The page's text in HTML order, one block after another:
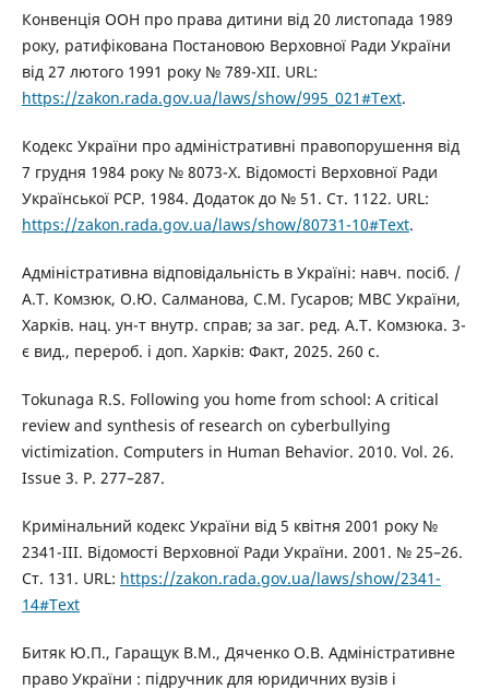
Конвенція ООН про права дитини від 20 листопада 1989
року, ратифікована Постановою Верховної Ради України
від 27 лютого 1991 року № 789-XII. URL:
https://zakon.rada.gov.ua/laws/show/995_021#Text.
Кодекс України про адміністративні правопорушення від
7 грудня 1984 року № 8073-Х. Відомості Верховної Ради
Української РСР. 1984. Додаток до № 51. Ст. 1122. URL:
https://zakon.rada.gov.ua/laws/show/80731-10#Text.
Адміністративна відповідальність в Україні: навч. посіб. /
А.Т. Комзюк, О.Ю. Салманова, С.М. Гусаров; МВС України,
Харків. нац. ун-т внутр. справ; за заг. ред. А.Т. Комзюка. 3-
є вид., перероб. і доп. Харків: Факт, 2025. 260 с.
Tokunaga R.S. Following you home from school: A critical
review and synthesis of research on cyberbullying
victimization. Computers in Human Behavior. 2010. Vol. 26.
Issue 3. P. 277–287.
Кримінальний кодекс України від 5 квітня 2001 року №
2341-III. Відомості Верховної Ради України. 2001. № 25–26.
Ст. 131. URL: https://zakon.rada.gov.ua/laws/show/2341-
14#Text
Битяк Ю.П., Гаращук В.М., Дяченко О.В. Адміністративне
право України : підручник для юридичних вузів і